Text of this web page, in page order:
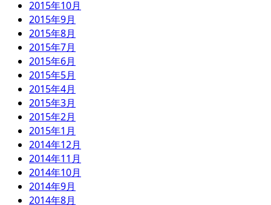
2015年10月
2015年9月
2015年8月
2015年7月
2015年6月
2015年5月
2015年4月
2015年3月
2015年2月
2015年1月
2014年12月
2014年11月
2014年10月
2014年9月
2014年8月